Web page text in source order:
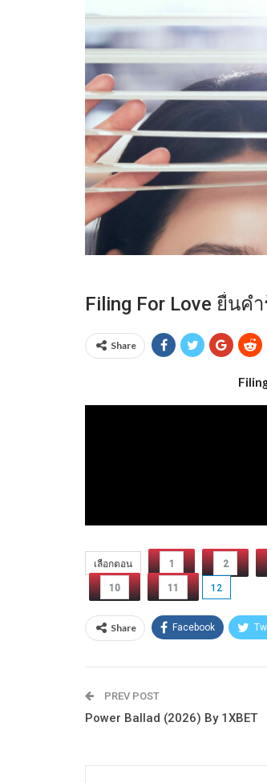
Filing For Love ยื่นค
Share
เลือกตอน 1 2
10 11 12
Share Facebook
PREV POST
Power Ballad (2026) By 1XBET